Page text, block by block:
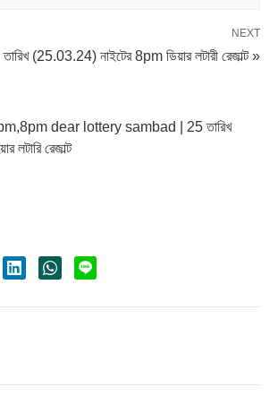
NEXT
(25.03.24) নাইটের 8pm ডিয়ার লটারী রেজাল্ট »
dear lottery sambad | 25 তারিখ
রেজাল্ট